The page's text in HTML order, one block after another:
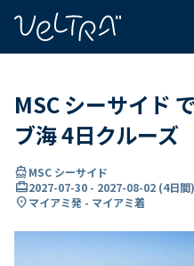
MSC シーサイド
ブ海 4日クルーズ
directions_boatMSC シーサイド
card_travel2027-07-30 - 2027-08-02 (4日間)
location_onマイアミ発 - マイアミ着